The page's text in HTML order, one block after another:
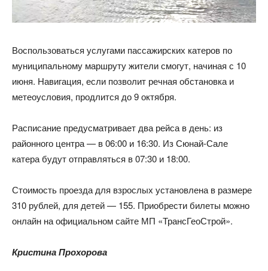
Воспользоваться услугами пассажирских катеров по
муниципальному маршруту жители смогут, начиная с 10
июня. Навигация, если позволит речная обстановка и
метеоусловия, продлится до 9 октября.
Расписание предусматривает два рейса в день: из
районного центра — в 06:00 и 16:30. Из Сюнай-Сале
катера будут отправляться в 07:30 и 18:00.
Стоимость проезда для взрослых установлена в размере
310 рублей, для детей — 155. Приобрести билеты можно
онлайн на официальном сайте МП «ТрансГеоСтрой».
Кристина Прохорова